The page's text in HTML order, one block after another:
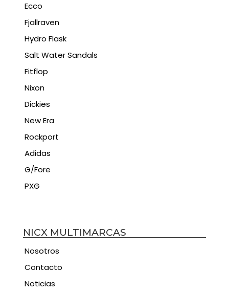
Ecco
Fjallraven
Hydro Flask
Salt Water Sandals
Fitflop
Nixon
Dickies
New Era
Rockport
Adidas
G/Fore
PXG
NICX MULTIMARCAS
Nosotros
Contacto
Noticias